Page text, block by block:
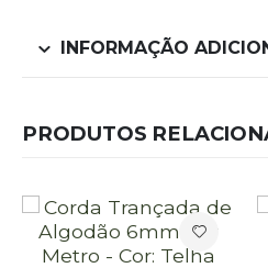
INFORMAÇÃO
PRODUTOS